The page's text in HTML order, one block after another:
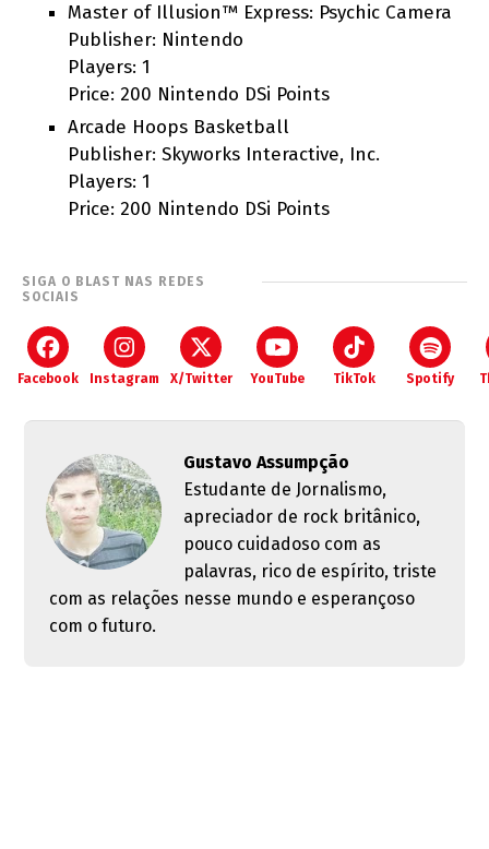
Master of Illusion™ Express: Psychic Camera
Publisher: Nintendo
Players: 1
Price: 200 Nintendo DSi Points
Arcade Hoops Basketball
Publisher: Skyworks Interactive, Inc.
Players: 1
Price: 200 Nintendo DSi Points
SIGA O BLAST NAS REDES
SOCIAIS
Facebook Instagram X/Twitter YouTube TikTok Spotify
Gustavo Assumpção
Estudante de Jornalismo,
apreciador de rock britânico,
pouco cuidadoso com as
palavras, rico de espírito, triste
com as relações nesse mundo e esperançoso
com o futuro.